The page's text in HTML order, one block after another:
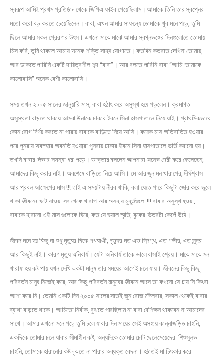
স্বরূপ আমিই প্রথম প্রতিষ্ঠান থেকে জিপিএ ফাইব পেয়েছিলাম। আমাকে তিনি তার স্বপ্নের
মতো করো বড় করতে চেয়েছিলেন। বাবা, এখন আমার সাফল্যে তোমাকে খুব মনে পড়ে, তুমি
ছিলে আমার সকল প্রেরণার উৎস। এখনো মাঝে মাঝে আমার স্বপ্নভঙ্গের দিনগুলোতে তোমায়
মিস করি, তুমি থাকলে আমায় অনেক শক্তি সাহস যোগাতে। কতদিন কতরাত দেখিনা তোমায়,
আর ডাকতে পারিনি একটি দায়িত্বশীল শব্দ “বাবা”। আর বলতে পারিনি বাবা “আমি তোমাকে
ভালোবাসি” অনেক বেশী ভালোবাসি।
সময় তখন ২০০৫ সালের জানুয়ারি মাস, বাবা হঠাৎ করে অসুস্থ হয়ে পড়লেন। ক্রমাগত
অসুস্থতা বাড়তে থাকায় আমরা উনাকে ঢাকার ইবনে সিনা হাসপাতালে নিয়ে যাই। প্রাথমিকভাবে
কোন রোগ নির্ণয় করতে না পারায় বাবাকে বাড়িতে নিয়ে আসি। কয়েক মাস অতিবাতিত হওয়ার
পরে পুনরায় অবস্হার অবনতি হওয়া্রা পুনরায় ঢাকার ইবনে সিনা হাসপাতালে ভর্তি করানো হয়।
তখনি বাবার লিভার সমস্যা ধরা পড়ে। ডাক্তার বললেন আপনারা অনেক দেরী করে ফেলেছেন,
আমাদের কিছু করার নাই। অবশেষে বাড়িতে নিয়ে আসি। মে আর জুন মন খারাপের, দীর্ঘশ্বাস
আর প্রবল আক্ষেপের মাস !!! তাই এ সময়টায় নীরব থাকি, বলা যেতে পারে কিছুটা জোর করে ভূলে
থাকা জীবনের ঘটে যাওয়া সব থেকে খারাপ আর অসহায় মুহূর্তগুলো !!! বাবার অসুস্থ হওয়া,
বাবাকে হারানো এই মাস গুলোকে ঘিরে, কত যে ভয়াল স্মৃতি, বুকের ভিতরটা কেপেঁ উঠে।
জীবন মনে হয় কিছু না শুধু মৃত্যুর দিকে পথযাএী, মৃত্যুর মত এত স্নিগ্ধ, এত গভীর, এত সুন্দর
আর কিছুই নাই। কারণ মৃত্যু অনিবার্য। যেটা অনিবার্য তাকে ভালোবাসাই শ্রেয়। মাঝে মাঝে মন
খারাফ হয় কষ্ট পায় যখন দেখি একটা মানুষ তার সময়ের আগেই চলে যায়। জীবনের কিছু কিছু
পরিবর্তন মানুষ নিজেই করে, আর কিছু পরিবর্তন মানুষের জীবনে আসে তা কখনো সে চায় নি কিংবা
আশা করে নি। তেমনি একটি দিন ২০০৫ সালের সাতই জুন রোজ মঈলবার, সকাল থেকেই বাবার
ব্যাথা বাড়তে থাকে। আমিতো নির্বাক, বুঝতে পারছিলাম না বাবা বেশিক্ষন থাকবেন না আমাদের
সাথে। আমার এখনো মনে পড়ে তুমি চলে যাবার দিন মায়ের সেই অসহায় কান্নাজড়িত চাহনি,
একদিকে তোমার চলে যাবার সীমাহীন কষ্ট, অন্যদিকে তোমার চোট ছেলেমেয়েদের শিশুসুলভ
চাহনি, তোমাকে হারানোর কষ্ট বুঝতে না পারার অব্যক্ত বেদনা। হঠাতই মা চিৎকার করে